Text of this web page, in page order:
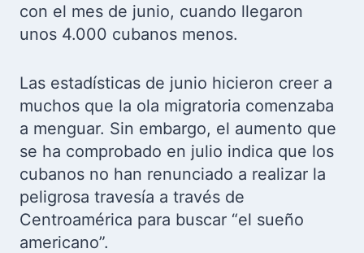
con el mes de junio, cuando llegaron
unos 4.000 cubanos menos.
Las estadísticas de junio hicieron creer a
muchos que la ola migratoria comenzaba
a menguar. Sin embargo, el aumento que
se ha comprobado en julio indica que los
cubanos no han renunciado a realizar la
peligrosa travesía a través de
Centroamérica para buscar “el sueño
americano”.